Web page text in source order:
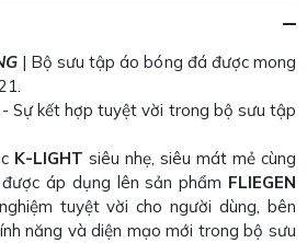
| Bộ sưu tập áo bóng đá được mong
- Sự kết hợp tuyệt vời trong bộ sưu tập
K-LIGHT siêu nhẹ, siêu mát mẻ cùng
áp dụng lên sản phẩm FLIEGEN
tuyệt vời cho người dùng, bên
năng và diện mạo mới trong bộ sưu